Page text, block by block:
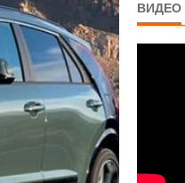
ВИДЕО